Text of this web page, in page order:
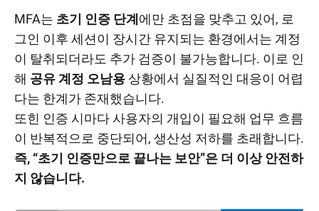
MFA는 초기 인증 단계 에만 초점을 맞추고 있어, 로
그인 이후 세션이 장시간 유지되는 환경에서는 계정
이 탈취되더라도 추가 검증이 불가능합니다. 이로 인
해 공유 계정 오남용 상황에서 실질적인 대응이 어렵
다는 한계가 존재했습니다.
또힌 인증 시마다 사용자의 개입이 필요해 업무 흐름
이 반복적으로 중단되어, 생산성 저하를 초래합니다.
즉, “초기 인증만으로 끝나는 보안”은 더 이상 안전하
지 않습니다.